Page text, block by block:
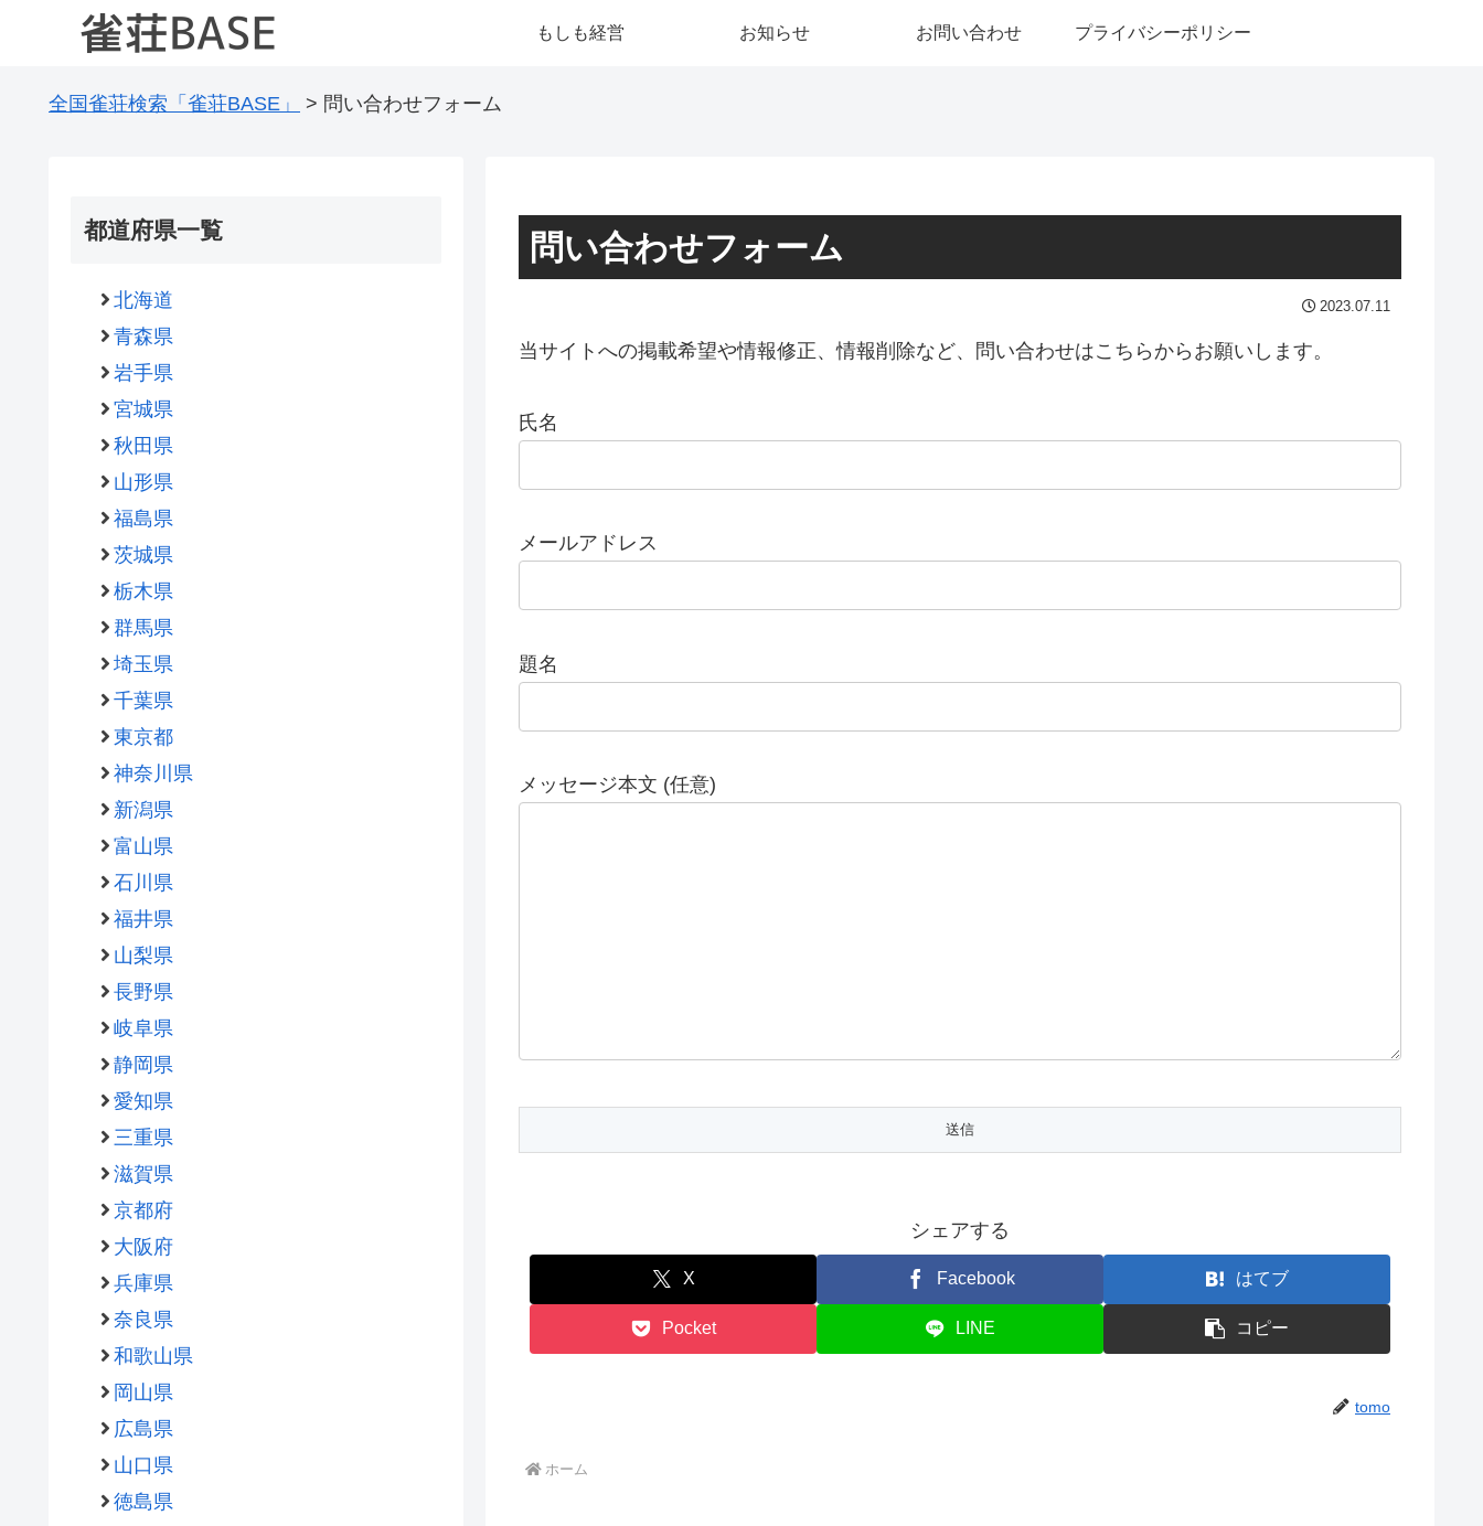
もしも経営 お知らせ お問い合わせ プライバシーポリシー
全国雀荘検索「雀荘BASE」 > 問い合わせフォーム
問い合わせフォーム
2023.07.11
当サイトへの掲載希望や情報修正、情報削除など、問い合わせはこちらからお願いします。
氏名
メールアドレス
題名
メッセージ本文 (任意)
シェアする
X Facebook はてブ
Pocket LINE コピー
tomo
ホーム
都道府県一覧
北海道
青森県
岩手県
宮城県
秋田県
山形県
福島県
茨城県
栃木県
群馬県
埼玉県
千葉県
東京都
神奈川県
新潟県
富山県
石川県
福井県
山梨県
長野県
岐阜県
静岡県
愛知県
三重県
滋賀県
京都府
大阪府
兵庫県
奈良県
和歌山県
岡山県
広島県
山口県
徳島県